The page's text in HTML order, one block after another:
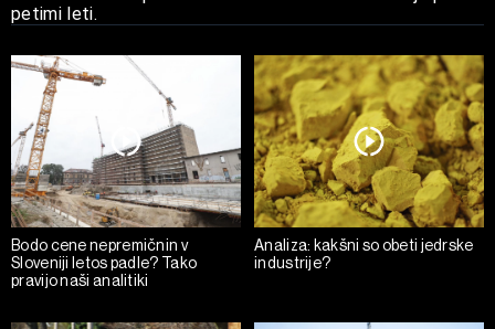
petimi leti.
Bodo cene nepremičnin v
Sloveniji letos padle? Tako
pravijo naši analitiki
Analiza: kakšni so obeti jedrske
industrije?